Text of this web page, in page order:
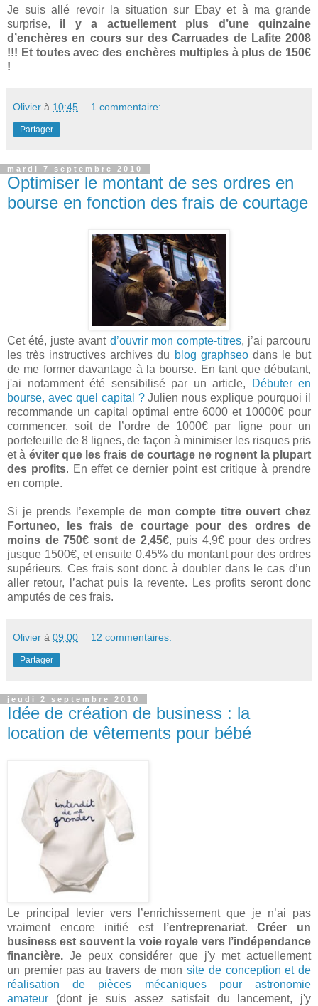
Je suis allé revoir la situation sur Ebay et à ma grande
surprise, il y a actuellement plus d’une quinzaine
d’enchères en cours sur des Carruades de Lafite 2008
!!! Et toutes avec des enchères multiples à plus de 150€
!
Olivier à 10:45 1 commentaire:
Partager
mardi 7 septembre 2010
Optimiser le montant de ses ordres en
bourse en fonction des frais de courtage
Cet été, juste avant d’ouvrir mon compte-titres, j’ai parcouru
les très instructives archives du blog graphseodans le but
de me former davantage à la bourse. En tant que débutant,
j'ai notamment été sensibilisé par un article,
Débuter en
bourse, avec quel capital ?Julien nous explique pourquoi il
recommande un capital optimal entre 6000 et 10000€ pour
commencer, soit de l’ordre de 1000€ par ligne pour un
portefeuille de 8 lignes, de façon à minimiser les risques pris
et à éviter que les frais de courtage ne rognent la plupart
des profits. En effet ce dernier point est critique à prendre
en compte.
Si je prends l’exemple de mon compte titre ouvert chez
Fortuneo,
les frais de courtage pour des ordres de
moins de 750€ sont de 2,45€, puis 4,9€ pour des ordres
jusque 1500€, et ensuite 0.45% du montant pour des ordres
supérieurs. Ces frais sont donc à doubler dans le cas d’un
aller retour, l’achat puis la revente. Les profits seront donc
amputés de ces frais.
Olivier à 09:00 12 commentaires:
Partager
jeudi 2 septembre 2010
Idée de création de business : la
location de vêtements pour bébé
Le principal levier vers l’enrichissement que je n’ai pas
vraiment encore initié est
l’entreprenariat.Créer un
business est souvent la voie royale vers l’indépendance
financière. Je peux considérer que j'y met actuellement
un premier pas au travers de monsite de conception et de
réalisation de pièces mécaniques pour astronomie
amateur (dont je suis assez satisfait du lancement, j'y